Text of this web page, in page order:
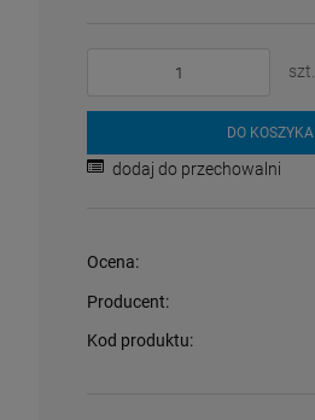
szt.
DO KOSZYKA
dodaj do przechowalni
Ocena:
Producent:
Kod produktu: